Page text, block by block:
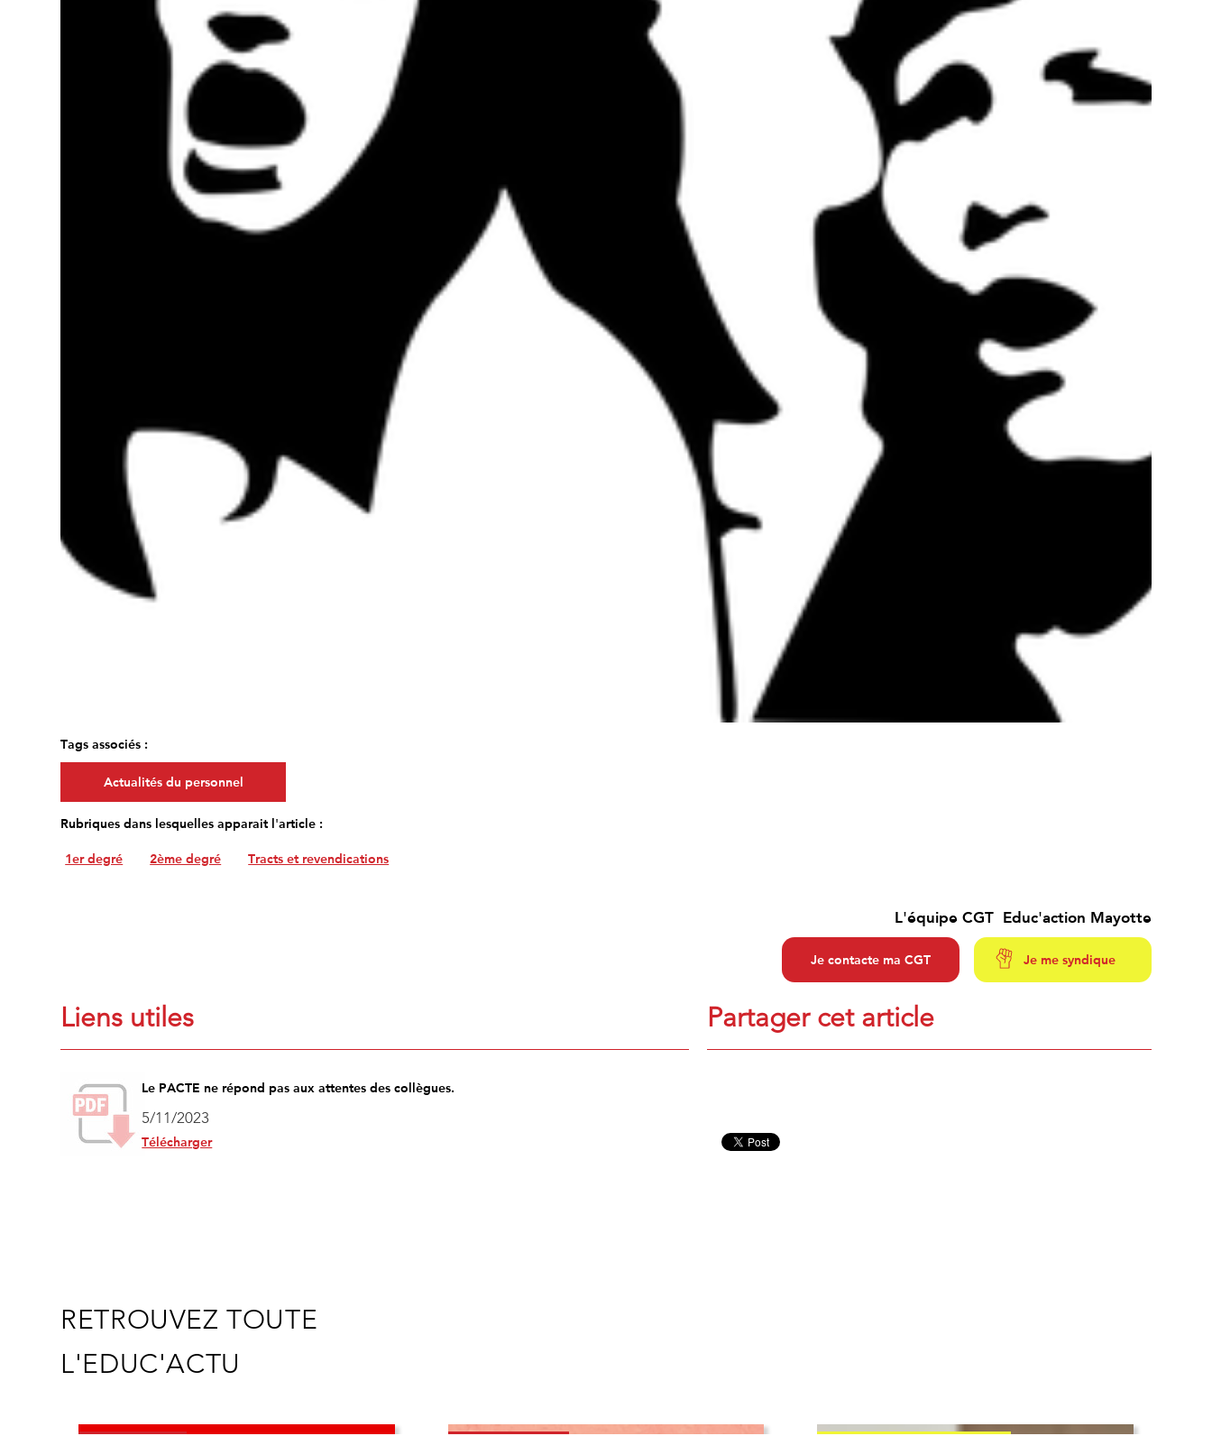
Tags associés :
Actualités du personnel
Rubriques dans lesquelles apparait l'article :
1er degré 2ème degré Tracts et revendications
L'équipe CGT Educ'action Mayotte
Je contacte ma CGT Je me syndique
Liens utiles
Le PACTE ne répond pas aux attentes des collègues.
5/11/2023
Télécharger
Partager cet article
RETROUVEZ TOUTE
L'EDUC'ACTU